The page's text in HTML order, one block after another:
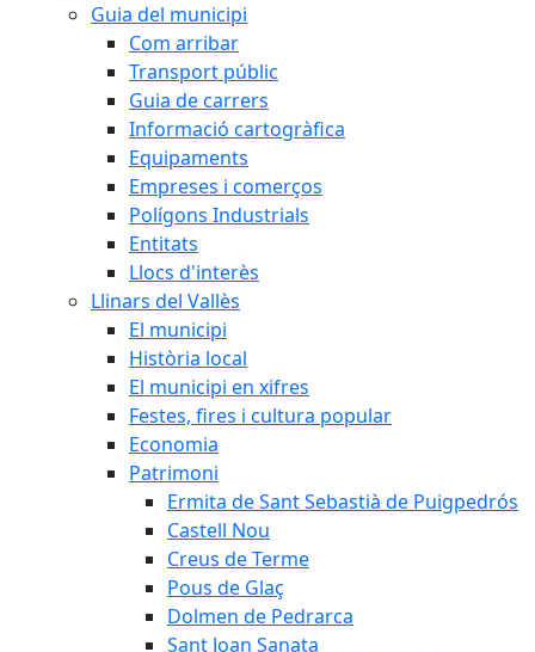
Guia del municipi
Com arribar
Transport públic
Guia de carrers
Informació cartogràfica
Equipaments
Empreses i comerços
Polígons Industrials
Entitats
Llocs d'interès
Llinars del Vallès
El municipi
Història local
El municipi en xifres
Festes, fires i cultura popular
Economia
Patrimoni
Ermita de Sant Sebastià de Puigpedrós
Castell Nou
Creus de Terme
Pous de Glaç
Dolmen de Pedrarca
Sant Joan Sanata